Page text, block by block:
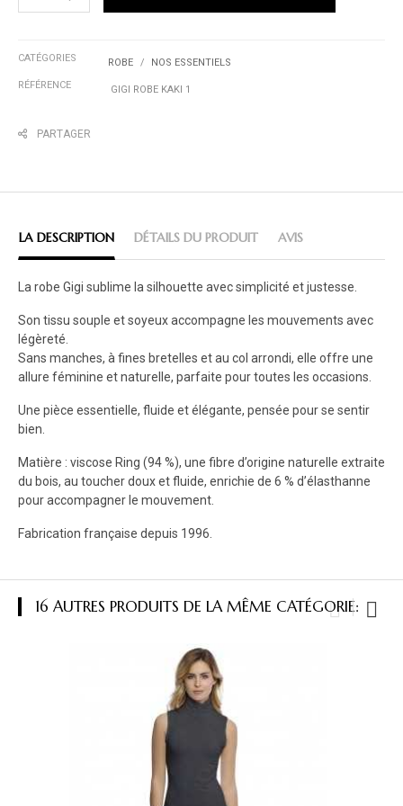
CATÉGORIES ROBE
NOS ESSENTIELS
RÉFÉRENCE
GIGI ROBE KAKI 1
PARTAGER
LA DESCRIPTION DÉTAILS DU PRODUIT AVIS
La robe Gigi sublime la silhouette avec simplicité et justesse.
Son tissu souple et soyeux accompagne les mouvements avec
légèreté.
Sans manches, à fines bretelles et au col arrondi, elle offre une
allure féminine et naturelle, parfaite pour toutes les occasions.
Une pièce essentielle, fluide et élégante, pensée pour se sentir
bien.
Matière : viscose Ring (94 %), une fibre d’origine naturelle extraite
du bois, au toucher doux et fluide, enrichie de 6 % d’élasthanne
pour accompagner le mouvement.
Fabrication française depuis 1996.
16 AUTRES PRODUITS DE LA MÊME CATÉGORIE: